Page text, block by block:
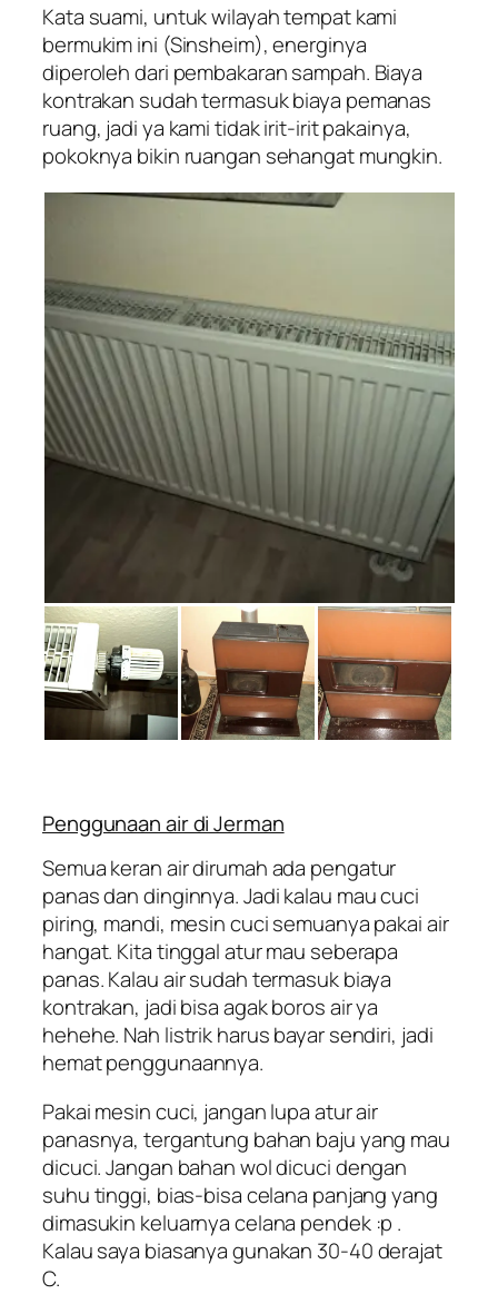
Kata suami, untuk wilayah tempat kami
bermukim ini (Sinsheim), energinya
diperoleh dari pembakaran sampah. Biaya
kontrakan sudah termasuk biaya pemanas
ruang, jadi ya kami tidak irit-irit pakainya,
pokoknya bikin ruangan sehangat mungkin.
Penggunaan air di Jerman
Semua keran air dirumah ada pengatur
panas dan dinginnya. Jadi kalau mau cuci
piring, mandi, mesin cuci semuanya pakai air
hangat. Kita tinggal atur mau seberapa
panas. Kalau air sudah termasuk biaya
kontrakan, jadi bisa agak boros air ya
hehehe. Nah listrik harus bayar sendiri, jadi
hemat penggunaannya.
Pakai mesin cuci, jangan lupa atur air
panasnya, tergantung bahan baju yang mau
dicuci. Jangan bahan wol dicuci dengan
suhu tinggi, bias-bisa celana panjang yang
dimasukin keluarnya celana pendek :p .
Kalau saya biasanya gunakan 30-40 derajat
C.